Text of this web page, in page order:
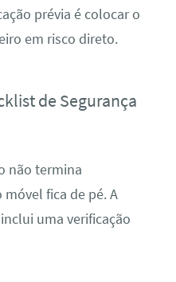
prévia é colocar o
em risco direto.
de Segurança
não termina
fica de pé. A
uma verificação